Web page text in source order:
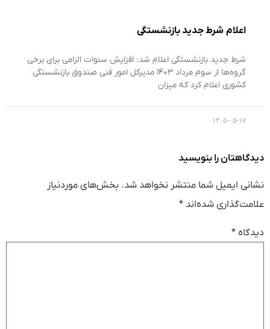
اعلام شرط جدید بازنشستگی
شرط جدید بازنشستگی اعلام شد: افزایش سنوات الزامی برای برخی
گروه‌ها از سوم مرداد ۱۴۰۳ مدیرکل امور فنی صندوق بازنشستگی
کشوری اعلام کرد که میزان
۱۴۰۵-۰۵-۱۷
دیدگاهتان را بنویسید
نشانی ایمیل شما منتشر نخواهد شد. بخش‌های موردنیاز
علامت‌گذاری شده‌اند *
دیدگاه *